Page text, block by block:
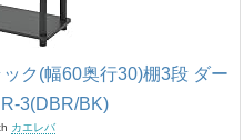
ク(幅60奥行30)棚3段 ダー
3(DBR/BK)
カエレバ